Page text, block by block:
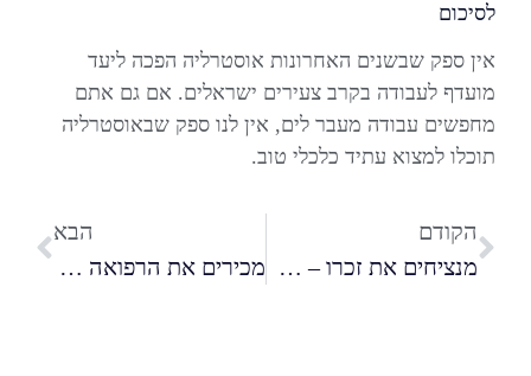
לסיכום
אין ספק שבשנים האחרונות אוסטרליה הפכה ליעד
מועדף לעבודה בקרב צעירים ישראלים. אם גם אתם
מחפשים עבודה מעבר לים, אין לנו ספק שבאוסטרליה
תוכלו למצוא עתיד כלכלי טוב.
הקודם
מנציחים את זכרו – הכול על סיפור הגבורה של רפי אדרעי ז"ל
הבא
מכירים את הרפואה האלטרנטיבית: כל המידע הרלוונטי